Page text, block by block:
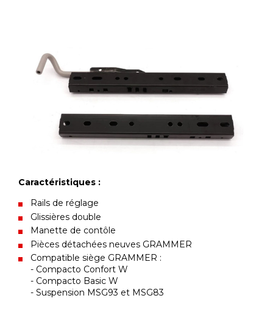
Caractéristiques :
Rails de réglage
Glissières double
Manette de contôle
Pièces détachées neuves GRAMMER
Compatible siège GRAMMER :
- Compacto Confort W
- Compacto Basic W
- Suspension MSG93 et MSG83